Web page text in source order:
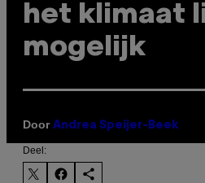
het klimaat
mogelijk
Door Andrea Speijer-Beek
Deel: